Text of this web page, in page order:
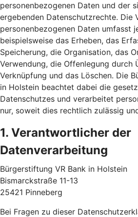
personenbezogenen Daten und der
ergebenden Datenschutzrechte. Die
personenbezogenen Daten umfasst
beispielsweise das Erheben, das
Speicherung, die Organisation, das
Verwendung, die Offenlegung durch
Verknüpfung und das Löschen. Die
in Holstein beachtet dabei die
Datenschutzes und verarbeitet
nur, soweit dies rechtlich zulässig
1. Verantwortlicher der
Datenverarbeitung
Bürgerstiftung VR Bank in Holstein
Bismarckstraße 11-13
25421 Pinneberg
Bei Fragen zu dieser